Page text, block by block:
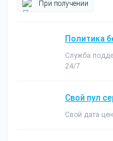
При получении
Политика
Служба
24/7
Свой пул
Свой дата